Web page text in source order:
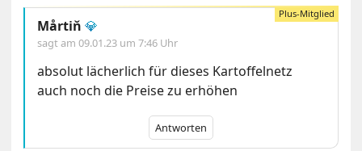
Mårtiň 💎
sagt am09.01.23 um 7:46 Uhr
absolut lächerlich für dieses Kartoffelnetz
auch noch die Preise zu erhöhen
Antworten